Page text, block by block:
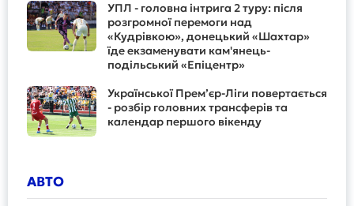
УПЛ - головна інтрига 2 туру: після
розгромної перемоги над
«Кудрівкою», донецький «Шахтар»
їде екзаменувати кам'янець-
подільський «Епіцентр»
Української Прем’єр-Ліги повертається
- розбір головних трансферів та
календар першого вікенду
АВТО